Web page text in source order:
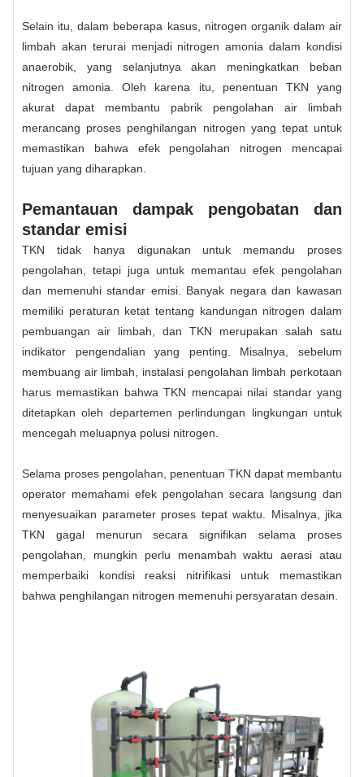
Selain itu, dalam beberapa kasus, nitrogen organik dalam air
limbah akan terurai menjadi nitrogen amonia dalam kondisi
anaerobik, yang selanjutnya akan meningkatkan beban
nitrogen amonia. Oleh karena itu, penentuan TKN yang
akurat dapat membantu pabrik pengolahan air limbah
merancang proses penghilangan nitrogen yang tepat untuk
memastikan bahwa efek pengolahan nitrogen mencapai
tujuan yang diharapkan.
Pemantauan dampak pengobatan dan
standar emisi
TKN tidak hanya digunakan untuk memandu proses
pengolahan, tetapi juga untuk memantau efek pengolahan
dan memenuhi standar emisi. Banyak negara dan kawasan
memiliki peraturan ketat tentang kandungan nitrogen dalam
pembuangan air limbah, dan TKN merupakan salah satu
indikator pengendalian yang penting. Misalnya, sebelum
membuang air limbah, instalasi pengolahan limbah perkotaan
harus memastikan bahwa TKN mencapai nilai standar yang
ditetapkan oleh departemen perlindungan lingkungan untuk
mencegah meluapnya polusi nitrogen.
Selama proses pengolahan, penentuan TKN dapat membantu
operator memahami efek pengolahan secara langsung dan
menyesuaikan parameter proses tepat waktu. Misalnya, jika
TKN gagal menurun secara signifikan selama proses
pengolahan, mungkin perlu menambah waktu aerasi atau
memperbaiki kondisi reaksi nitrifikasi untuk memastikan
bahwa penghilangan nitrogen memenuhi persyaratan desain.